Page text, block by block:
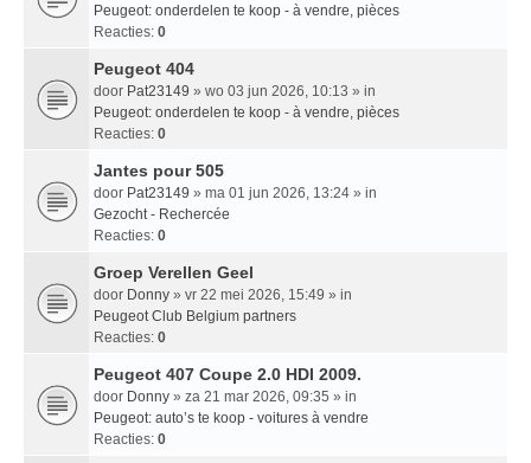
Peugeot: onderdelen te koop - à vendre, pièces
Reacties: 0
Peugeot 404
door Pat23149 » wo 03 jun 2026, 10:13 » in
Peugeot: onderdelen te koop - à vendre, pièces
Reacties: 0
Jantes pour 505
door Pat23149 » ma 01 jun 2026, 13:24 » in
Gezocht - Rechercée
Reacties: 0
Groep Verellen Geel
door Donny » vr 22 mei 2026, 15:49 » in
Peugeot Club Belgium partners
Reacties: 0
Peugeot 407 Coupe 2.0 HDI 2009.
door Donny » za 21 mar 2026, 09:35 » in
Peugeot: auto’s te koop - voitures à vendre
Reacties: 0